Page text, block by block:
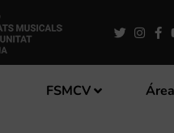
FSMCV